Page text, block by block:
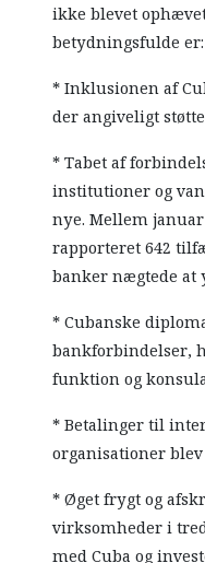
ikke blevet
betydningsfulde er:
* Inklusionen af
der angiveligt
* Tabet af
institutioner og
nye. Mellem
rapporteret 642
banker nægtede at
* Cubanske
bankforbindelser,
funktion og
* Betalinger til
organisationer
* Øget frygt og
virksomheder i
med Cuba og